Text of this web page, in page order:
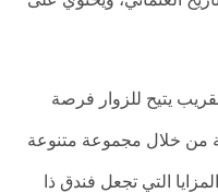
يتيح للزوار فرصة
من خلال مجموعة متنوعة
التي تجعل فندق ذا